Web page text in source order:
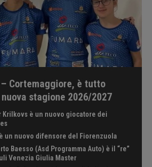
Cortemaggiore, è tutto
stagione 2026/2027
Krilkovs è un nuovo giocatore dei
un nuovo difensore del Fiorenzuola
Baesso (Asd Programma Auto) è il “re”
Venezia Giulia Master